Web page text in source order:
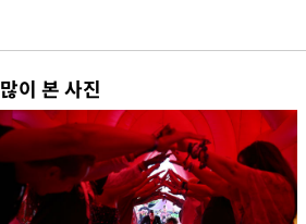
많이 본 사진